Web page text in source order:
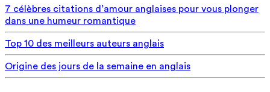
7 célèbres citations d’amour anglaises pour vous plonger
dans une humeur romantique
Top 10 des meilleurs auteurs anglais
Origine des jours de la semaine en anglais